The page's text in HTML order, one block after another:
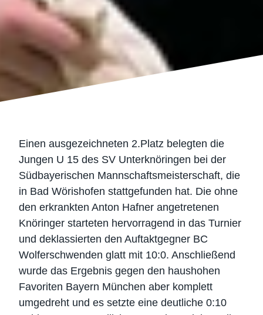
Einen ausgezeichneten 2.Platz belegten die
Jungen U 15 des SV Unterknöringen bei der
Südbayerischen Mannschaftsmeisterschaft, die
in Bad Wörishofen stattgefunden hat. Die ohne
den erkrankten Anton Hafner angetretenen
Knöringer starteten hervorragend in das Turnier
und deklassierten den Auftaktgegner BC
Wolferschwenden glatt mit 10:0. Anschließend
wurde das Ergebnis gegen den haushohen
Favoriten Bayern München aber komplett
umgedreht und es setzte eine deutliche 0:10